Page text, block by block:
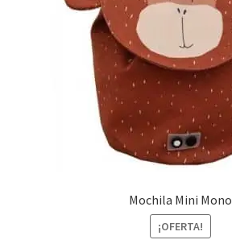
Mochila Mini Mono
¡OFERTA!